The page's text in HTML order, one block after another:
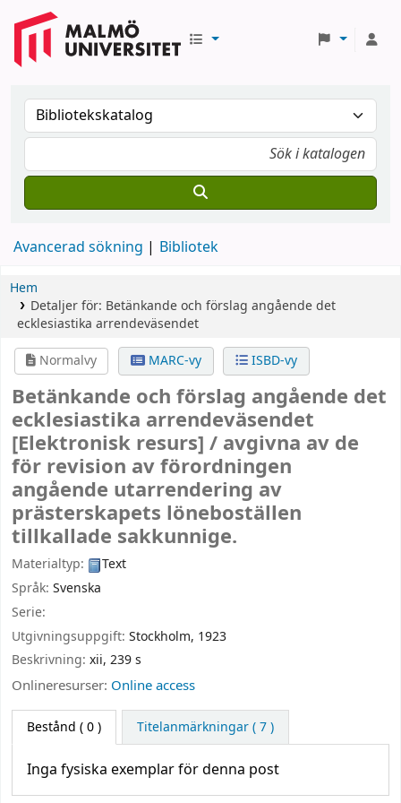
Avancerad sökning Bibliotek
Hem
Detaljer för: Betänkande och förslag angående det
ecklesiastika arrendeväsendet
Normalvy
MARC-vy ISBD-vy
Betänkande och förslag angående det
ecklesiastika arrendeväsendet
[Elektronisk resurs] / avgivna av de
för revision av förordningen
angående utarrendering av
prästerskapets löneboställen
tillkallade sakkunnige.
Materialtyp:
Text
Språk: Svenska
Serie:
Utgivningsuppgift: Stockholm, 1923
Beskrivning: xii, 239 s
Onlineresurser: Online access
Bestånd ( 0 ) Titelanmärkningar ( 7 )
Inga fysiska exemplar för denna post